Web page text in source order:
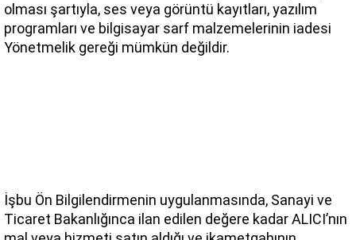
olması şartıyla, ses veya görüntü kayıtları, yazılım
programları ve bilgisayar sarf malzemelerinin iadesi
Yönetmelik gereği mümkün değildir.
İşbu Ön Bilgilendirmenin uygulanmasında, Sanayi ve
Ticaret Bakanlığınca ilan edilen değere kadar ALICI’nın